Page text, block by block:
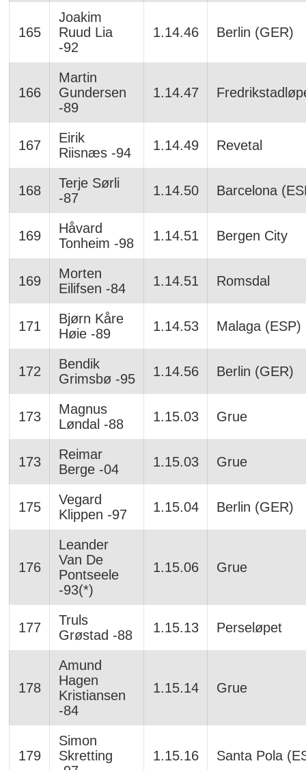
165
Joakim
Ruud Lia
-92
1.14.46 Berlin (GER)
166
Martin
Gundersen
-89
1.14.47
167
Eirik
Riisnæs -94
1.14.49 Revetal
168
Terje Sørli
-87
1.14.50 Barcelona
169
Håvard
Tonheim -98
1.14.51 Bergen City
169
Morten
Eilifsen -84
1.14.51 Romsdal
171
Bjørn Kåre
Høie -89
1.14.53 Malaga (ESP)
172
Bendik
Grimsbø -95
1.14.56 Berlin (GER)
173
Magnus
Løndal -88
1.15.03 Grue
173
Reimar
Berge -04
1.15.03 Grue
175
Vegard
Klippen -97
1.15.04 Berlin (GER)
176
Leander
Van De
Pontseele
-93(*)
1.15.06 Grue
177
Truls
Grøstad -88
1.15.13 Perseløpet
178
Amund
Hagen
Kristiansen
-84
1.15.14 Grue
179
Simon
Skretting
1.15.16 Santa Pola